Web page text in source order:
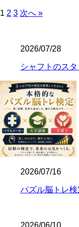
1 2 3 次へ »
2026/07/28
シャフトのス
2026/07/16
パズル脳トレ検
2026/06/10